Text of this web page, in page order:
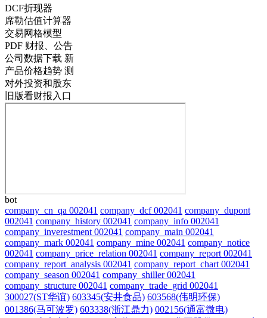
DCF折现器
席勒估值计算器
交易网格模型
PDF 财报、公告
公司数据下载 新
产品价格趋势 测
对外投资和股东
旧版看财报入口
bot
company_cn_qa 002041 company_dcf 002041 company_dupont
002041 company_history 002041 company_info 002041
company_inverestment 002041 company_main 002041
company_mark 002041 company_mine 002041 company_notice
002041 company_price_relation 002041 company_report 002041
company_report_analysis 002041 company_report_chart 002041
company_season 002041 company_shiller 002041
company_structure 002041 company_trade_grid 002041
300027(ST华谊) 603345(安井食品) 603568(伟明环保)
001386(马可波罗) 603338(浙江鼎力) 002156(通富微电)